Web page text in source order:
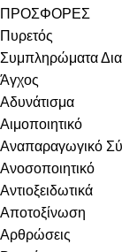
ΠΡΟΣΦΟΡΕΣ
Πυρετός
Συμπληρώματα
Άγχος
Αδυνάτισμα
Αιμοποιητικό
Αναπαραγωγικό
Ανοσοποιητικό
Αντιοξειδωτικά
Αποτοξίνωση
Αρθρώσεις